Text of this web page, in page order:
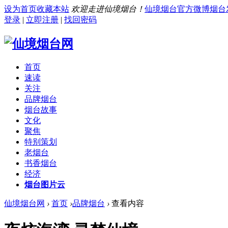
设为首页收藏本站 欢迎走进仙境烟台！ 仙境烟台官方微博烟台
登录 | 立即注册 | 找回密码
首页
速读
关注
品牌烟台
烟台故事
文化
聚焦
特别策划
老烟台
书香烟台
经济
烟台图片云
仙境烟台网 › 首页 ›品牌烟台 › 查看内容